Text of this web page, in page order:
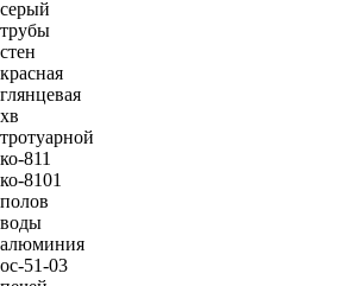
серый
трубы
стен
красная
глянцевая
хв
тротуарной
ко-811
ко-8101
полов
воды
алюминия
ос-51-03